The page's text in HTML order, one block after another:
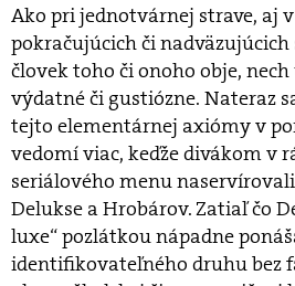
Ako pri jednotvárnej strave, aj
pokračujúcich či nadväzujúcich
človek toho či onoho obje,
výdatné či gustiózne. Nateraz
tejto elementárnej axiómy v
vedomí viac, keďže divákom v
seriálového menu
Delukse a Hrobárov. Zatiaľ čo
luxe“ pozlátkou nápadne
identifikovateľného druhu bez